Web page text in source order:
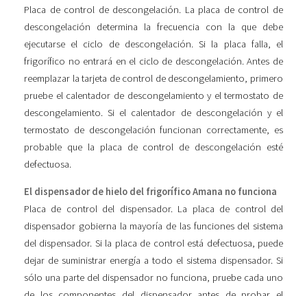
Placa de control de descongelación. La placa de control de
descongelación determina la frecuencia con la que debe
ejecutarse el ciclo de descongelación. Si la placa falla, el
frigorífico no entrará en el ciclo de descongelación. Antes de
reemplazar la tarjeta de control de descongelamiento, primero
pruebe el calentador de descongelamiento y el termostato de
descongelamiento. Si el calentador de descongelación y el
termostato de descongelación funcionan correctamente, es
probable que la placa de control de descongelación esté
defectuosa.
El dispensador de hielo del frigorífico Amana no funciona
Placa de control del dispensador. La placa de control del
dispensador gobierna la mayoría de las funciones del sistema
del dispensador. Si la placa de control está defectuosa, puede
dejar de suministrar energía a todo el sistema dispensador. Si
sólo una parte del dispensador no funciona, pruebe cada uno